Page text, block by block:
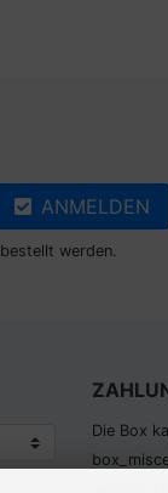
ANMELDEN
werden.
Die Box